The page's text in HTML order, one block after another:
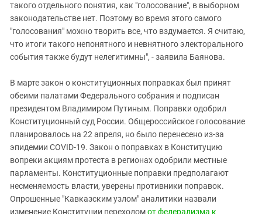
такого отдельного понятия, как "голосование", в выборном
законодательстве нет. Поэтому во время этого самого
"голосования" можно творить все, что вздумается. Я считаю,
что итоги такого непонятного и невнятного электорального
события также будут нелегитимны", - заявила Баянова.
В марте закон о конституционных поправках был принят
обеими палатами Федерального собрания и подписан
президентом Владимиром Путиным. Поправки одобрил
Конституционный суд России. Общероссийское голосование
планировалось на 22 апреля, но было перенесено из-за
эпидемии COVID-19. Закон о поправках в Конституцию
вопреки акциям протеста в регионах одобрили местные
парламенты. Конституционные поправки предполагают
несменяемость власти, уверены противники поправок.
Опрошенные "Кавказским узлом" аналитики назвали
изменение Конституции переходомот федерализма к